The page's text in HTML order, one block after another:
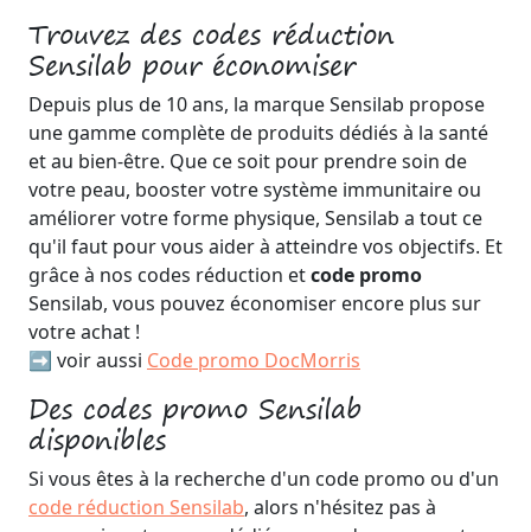
Trouvez des codes réduction
Sensilab pour économiser
Depuis plus de 10 ans, la marque Sensilab propose
une gamme complète de produits dédiés à la santé
et au bien-être. Que ce soit pour prendre soin de
votre peau, booster votre système immunitaire ou
améliorer votre forme physique, Sensilab a tout ce
qu'il faut pour vous aider à atteindre vos objectifs. Et
grâce à nos codes réduction etcode promo
Sensilab, vous pouvez économiser encore plus sur
votre achat !
➡️ voir aussi Code promo DocMorris
Des codes promo Sensilab
disponibles
Si vous êtes à la recherche d'un code promo ou d'un
code réduction Sensilab, alors n'hésitez pas à